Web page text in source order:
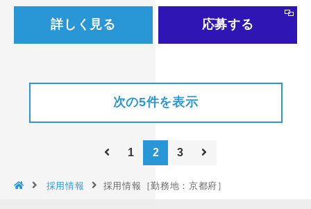
詳しく見る 応募する
次の5件を表示
1 2 3
採用情報 採用情報［勤務地：京都府］